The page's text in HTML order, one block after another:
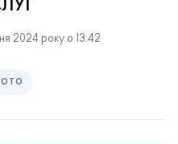
2024 року о 13:42